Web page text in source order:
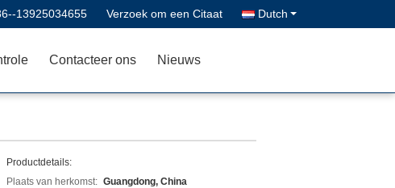
13925034655 Verzoek om een Citaat Dutch
Contacteer ons Nieuws
Productdetails:
Plaats van herkomst: Guangdong, China